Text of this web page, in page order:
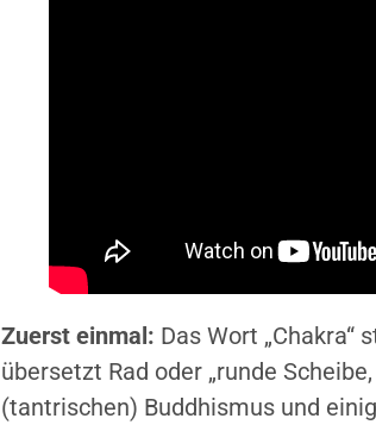
Zuerst einmal: Das Wort
übersetzt Rad oder „runde
(tantrischen) Buddhismus und